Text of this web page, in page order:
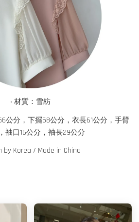
‧ 材質：雪紡
公分，下擺58公分，衣長61公分，手臂
袖口16公分，袖長29公分
by Korea / Made in China